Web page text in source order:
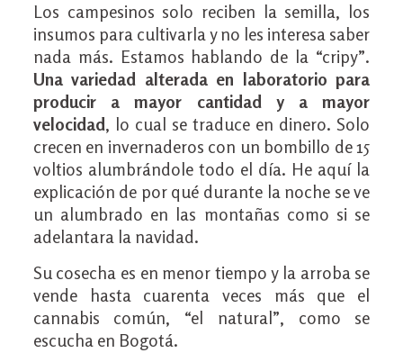
Los campesinos solo reciben la semilla, los
insumos para cultivarla y no les interesa saber
nada más. Estamos hablando de la “cripy”.
Una variedad alterada en laboratorio para
producir a mayor cantidad y a mayor
velocidad, lo cual se traduce en dinero. Solo
crecen en invernaderos con un bombillo de 15
voltios alumbrándole todo el día. He aquí la
explicación de por qué durante la noche se ve
un alumbrado en las montañas como si se
adelantara la navidad.
Su cosecha es en menor tiempo y la arroba se
vende hasta cuarenta veces más que el
cannabis común, “el natural”, como se
escucha en Bogotá.